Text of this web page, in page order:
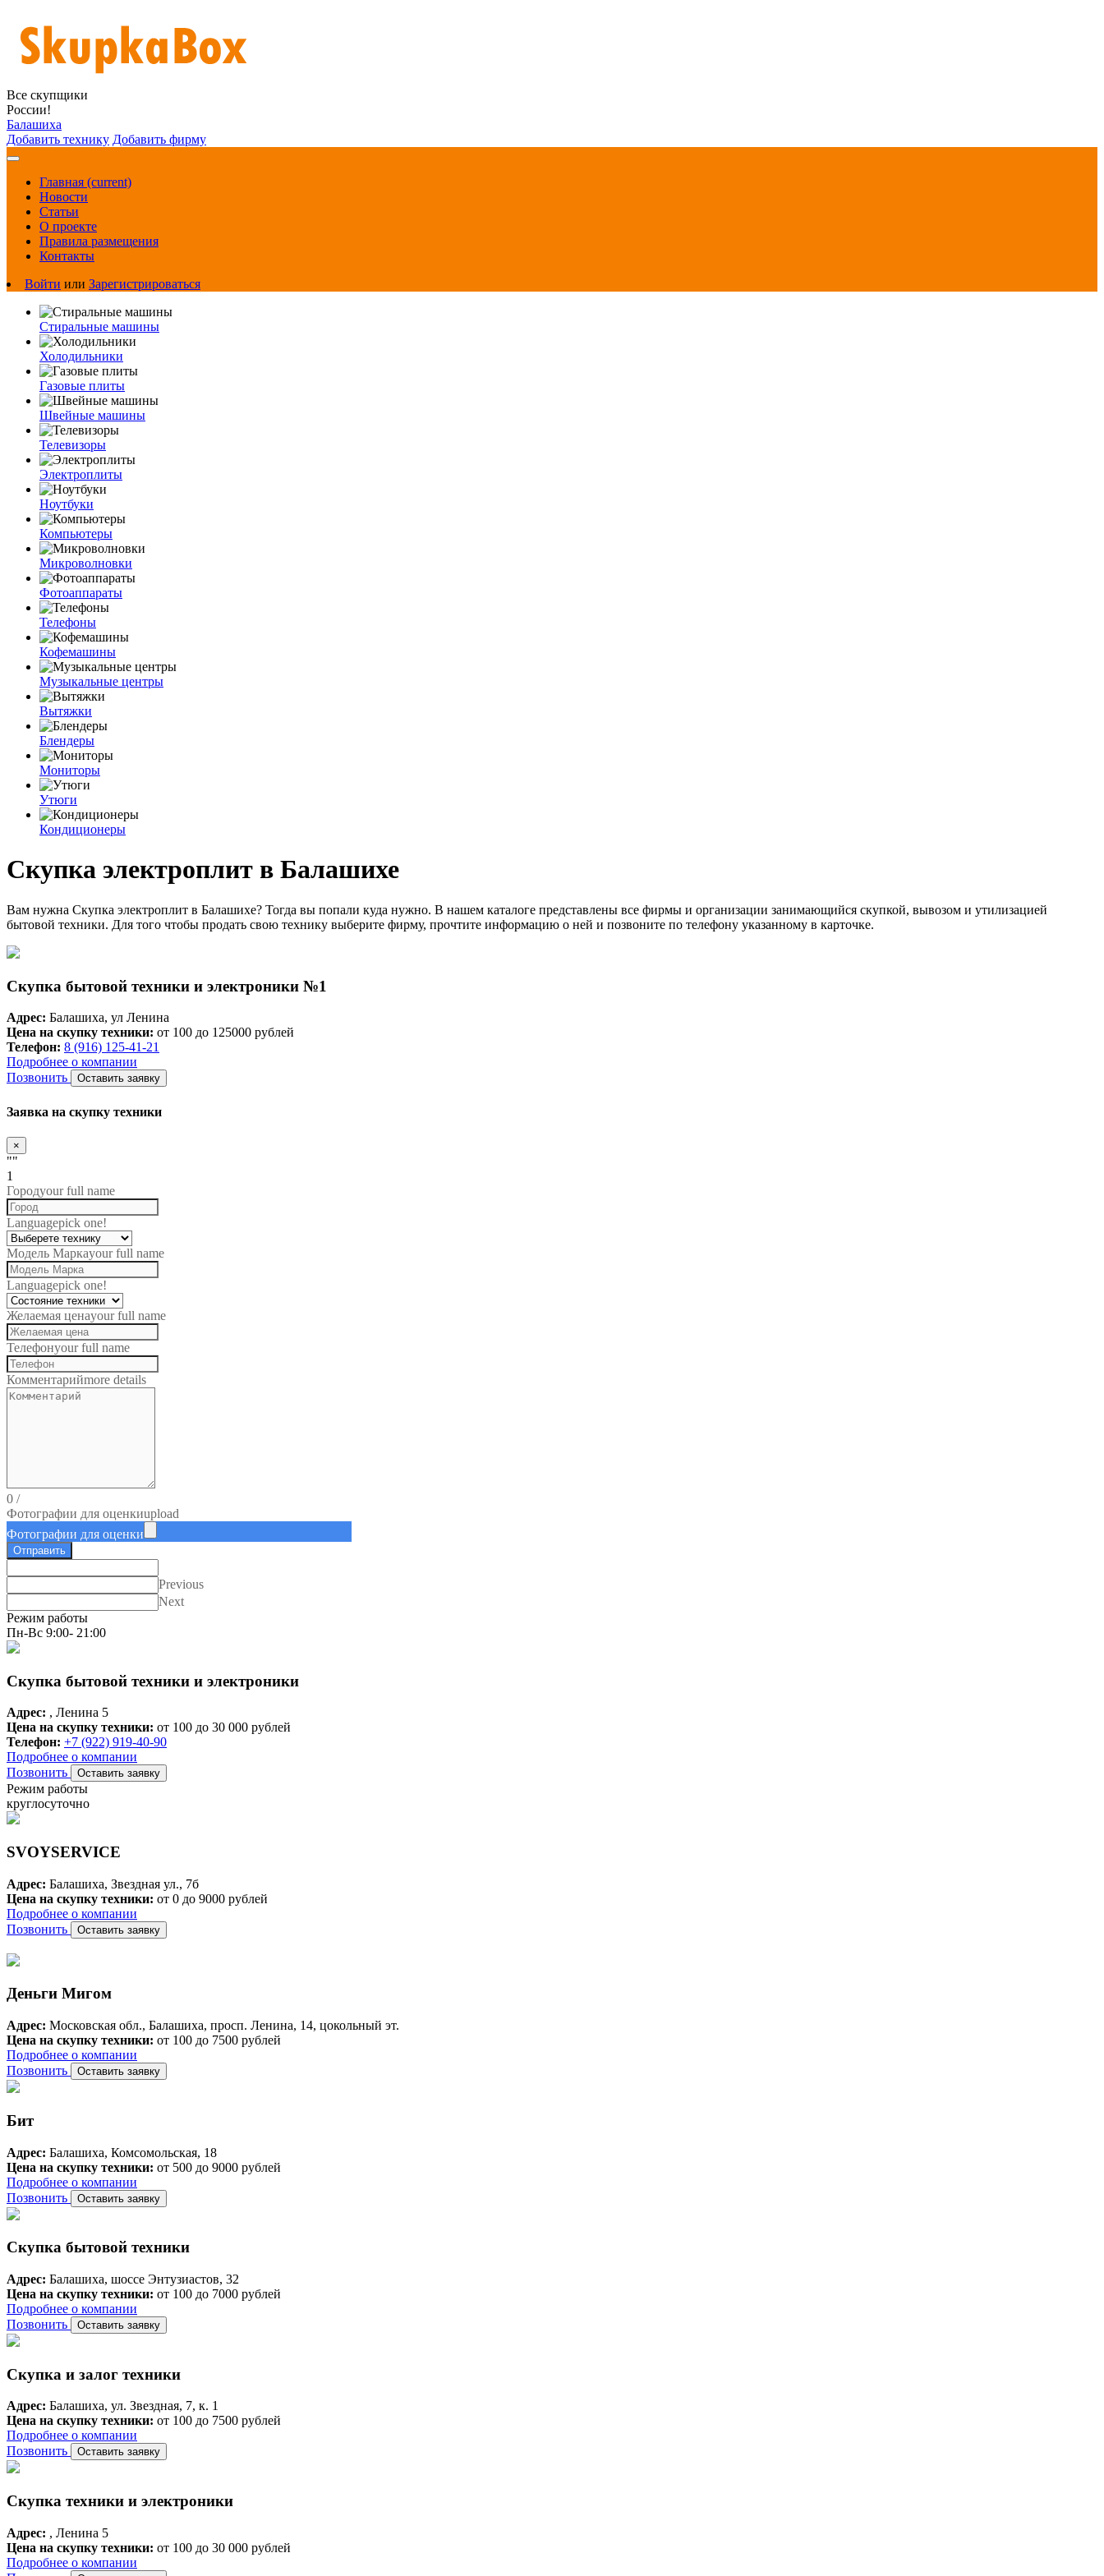
Все скупщики
России!
Балашиха
Добавить технику Добавить фирму
Главная (current)
Новости
Статьи
О проекте
Правила размещения
Контакты
Войти или Зарегистрироваться
Стиральные машины
Холодильники
Газовые плиты
Швейные машины
Телевизоры
Электроплиты
Ноутбуки
Компьютеры
Микроволновки
Фотоаппараты
Телефоны
Кофемашины
Музыкальные центры
Вытяжки
Блендеры
Мониторы
Утюги
Кондиционеры
Скупка электроплит в Балашихе
Вам нужна Скупка электроплит в Балашихе? Тогда вы попали куда нужно. В нашем каталоге представлены все фирмы и организации занимающийся скупкой, вывозом и утилизацией
бытовой техники. Для того чтобы продать свою технику выберите фирму, прочтите информацию о ней и позвоните по телефону указанному в карточке.
Скупка бытовой техники и электроники №1
Адрес: Балашиха, ул Ленина
Цена на скупку техники: от 100 до 125000 рублей
Телефон: 8 (916) 125-41-21
Подробнее о компании
Позвонить
Оставить заявку
Заявка на скупку техники
×
""
1
Городyour full name
Languagepick one!
Модель Маркаyour full name
Languagepick one!
Желаемая ценаyour full name
Телефонyour full name
Комментарийmore details
0 /
Фотографии для оценкиupload
Фотографии для оценки
Отправить
Previous
Next
Режим работы
Пн-Вс 9:00- 21:00
Скупка бытовой техники и электроники
Адрес: , Ленина 5
Цена на скупку техники: от 100 до 30 000 рублей
Телефон: +7 (922) 919-40-90
Подробнее о компании
Позвонить
Оставить заявку
Режим работы
круглосуточно
SVOYSERVICE
Адрес: Балашиха, Звездная ул., 7б
Цена на скупку техники: от 0 до 9000 рублей
Подробнее о компании
Позвонить
Оставить заявку
Деньги Мигом
Адрес: Московская обл., Балашиха, просп. Ленина, 14, цокольный эт.
Цена на скупку техники: от 100 до 7500 рублей
Подробнее о компании
Позвонить
Оставить заявку
Бит
Адрес: Балашиха, Комсомольская, 18
Цена на скупку техники: от 500 до 9000 рублей
Подробнее о компании
Позвонить
Оставить заявку
Скупка бытовой техники
Адрес: Балашиха, шоссе Энтузиастов, 32
Цена на скупку техники: от 100 до 7000 рублей
Подробнее о компании
Позвонить
Оставить заявку
Скупка и залог техники
Адрес: Балашиха, ул. Звездная, 7, к. 1
Цена на скупку техники: от 100 до 7500 рублей
Подробнее о компании
Позвонить
Оставить заявку
Скупка техники и электроники
Адрес: , Ленина 5
Цена на скупку техники: от 100 до 30 000 рублей
Подробнее о компании